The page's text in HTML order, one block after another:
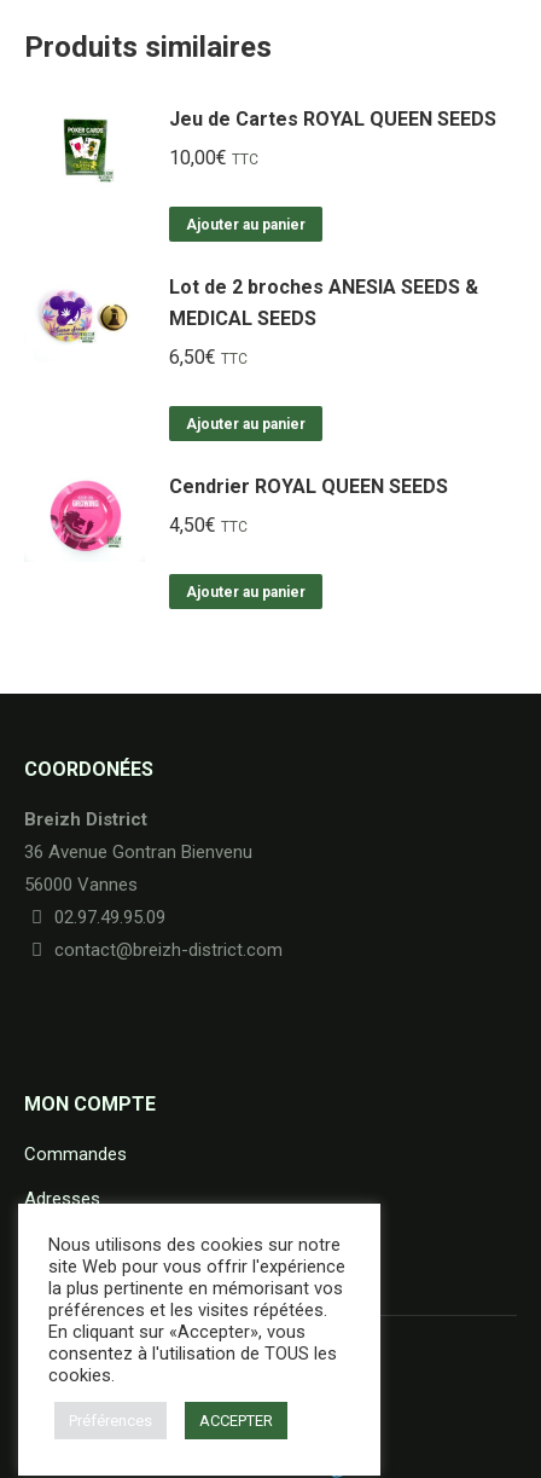
Produits similaires
Jeu de Cartes ROYAL QUEEN SEEDS
10,00€ TTC
Ajouter au panier
Lot de 2 broches ANESIA SEEDS &
MEDICAL SEEDS
6,50€ TTC
Ajouter au panier
Cendrier ROYAL QUEEN SEEDS
4,50€ TTC
Ajouter au panier
COORDONÉES
Breizh District
36 Avenue Gontran Bienvenu
56000 Vannes
02.97.49.95.09
contact@breizh-district.com
MON COMPTE
Commandes
Adresses
Détails du compte
+ d'infos
Nous utilisons des cookies sur notre
site Web pour vous offrir l'expérience
la plus pertinente en mémorisant vos
préférences et les visites répétées.
En cliquant sur «Accepter», vous
consentez à l'utilisation de TOUS les
cookies.
Préférences ACCEPTER